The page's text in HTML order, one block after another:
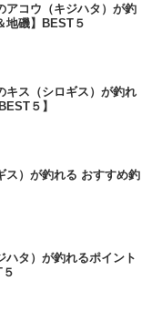
アコウ（キジハタ）が釣
地磯】BEST５
キス（シロギス）が釣れ
５】
ス）が釣れる おすすめ釣
ハタ）が釣れるポイント